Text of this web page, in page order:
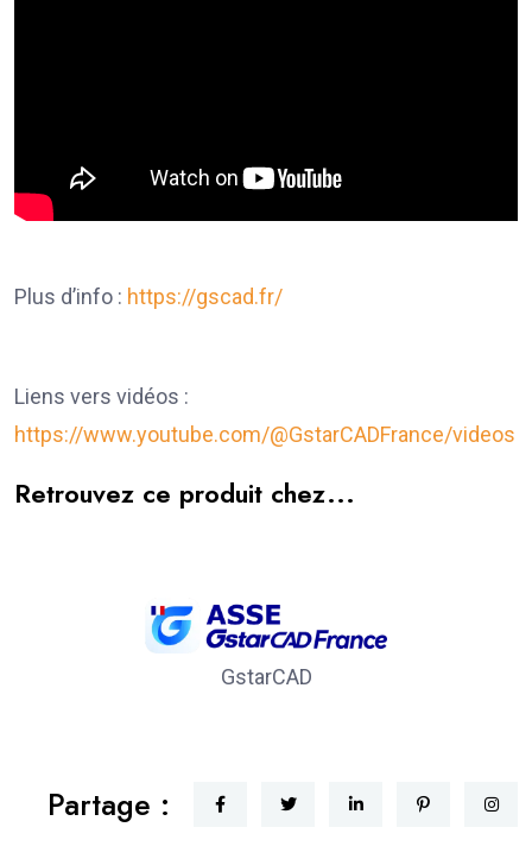
Plus d’info : https://gscad.fr/
Liens vers vidéos :
https://www.youtube.com/@GstarCADFrance/videos
Retrouvez ce produit chez...
GstarCAD
Partage :